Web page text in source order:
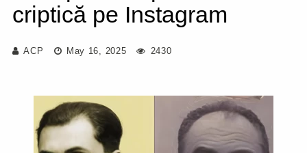
criptică pe Instagram
ACP May 16, 2025 2430